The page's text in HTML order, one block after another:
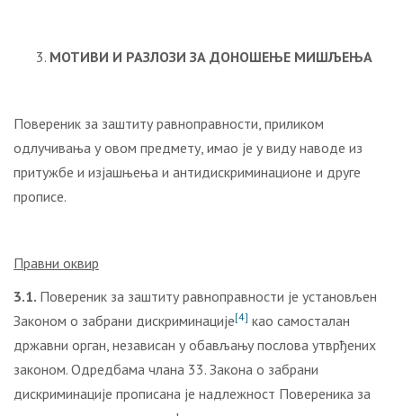
МОТИВИ И РАЗЛОЗИ ЗА ДОНОШЕЊЕ МИШЉЕЊА
Повереник за заштиту равноправности, приликом
одлучивања у овом предмету, имао је у виду наводе из
притужбе и изјашњења и антидискриминационе и друге
прописе.
Правни оквир
3.1. Повереник за заштиту равноправности је установљен
Законом о забрани дискриминације[4] као самосталан
државни орган, независан у обављању послова утврђених
законом. Одредбама члана 33. Закона о забрани
дискриминације прописана је надлежност Повереника за